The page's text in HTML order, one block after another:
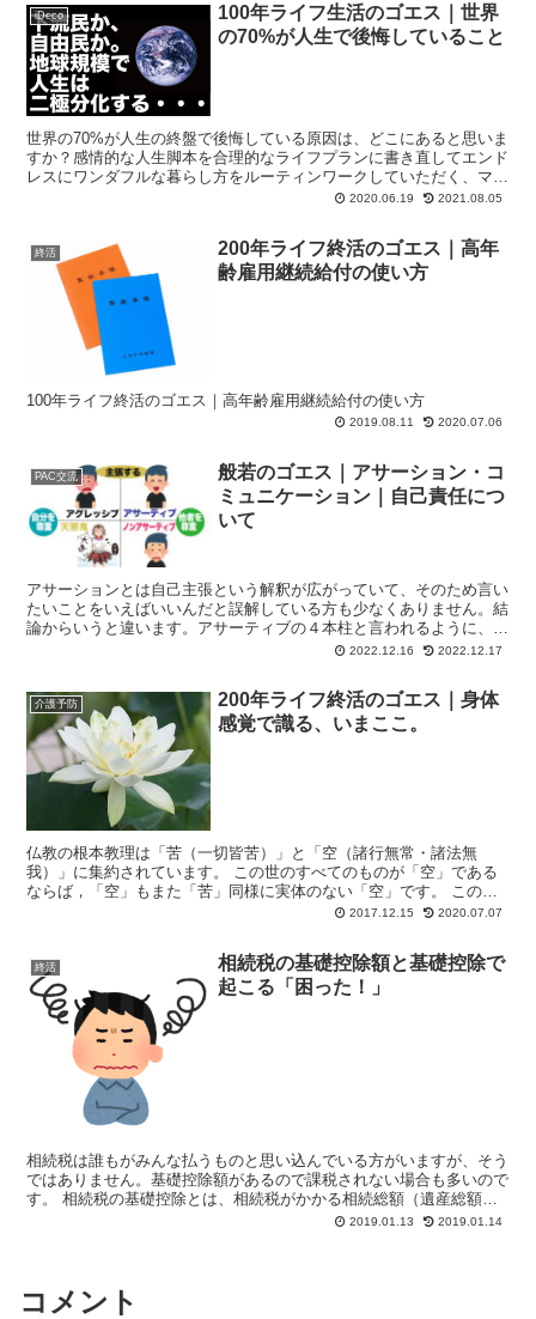
富であると考えました。それこそが「考え抜く力」の成果です、
iDeco
100年ライフ生活のゴエス｜世界
の70%が人生で後悔していること
世界の70%が人生の終盤で後悔している原因は、どこにあると思いま
すか？感情的な人生脚本を合理的なライフプランに書き直してエンド
レスにワンダフルな暮らし方をルーティンワークしていただく、マイ
ンドフルネスなライフプラン（ファイナンシャルプランニング）のご
2020.06.19 2021.08.05
終活
200年ライフ終活のゴエス｜高年
齢雇用継続給付の使い方
100年ライフ終活のゴエス｜高年齢雇用継続給付の使い方
2019.08.11 2020.07.06
PAC交流
般若のゴエス｜アサーション・コ
ミュニケーション｜自己責任につ
いて
アサーションとは自己主張という解釈が広がっていて、そのため言い
たいことをいえばいいんだと誤解している方も少なくありません。結
論からいうと違います。アサーティブの４本柱と言われるように、率
直・誠実・対等を束ねているのは自己責任です。つまり「自由」とい
2022.12.16 2022.12.17
介護予防
200年ライフ終活のゴエス｜身体
感覚で識る、いまここ。
仏教の根本教理は「苦（一切皆苦）」と「空（諸行無常・諸法無
我）」に集約されています。 この世のすべてのものが「空」である
ならば，「空」もまた「苦」同様に実体のない「空」です。 この素
朴なことを知識ではなく自身の身体感覚で納...2017.12.15 2020.07.07
終活
相続税の基礎控除額と基礎控除で
起こる「困った！」
相続税は誰もがみんな払うものと思い込んでいる方がいますが、そう
ではありません。基礎控除額があるので課税されない場合も多いので
す。 相続税の基礎控除とは、相続税がかかる相続総額（遺産総額）
なのか、かからない相続総額（遺産総額）なのか、そ...
2019.01.13 2019.01.14
コメント